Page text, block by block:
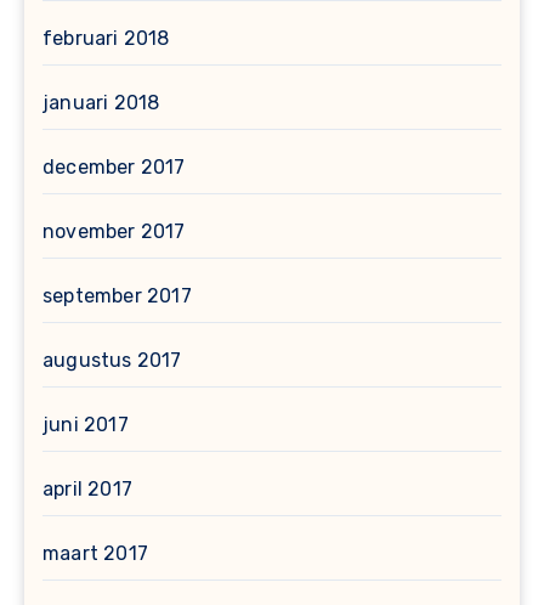
februari 2018
januari 2018
december 2017
november 2017
september 2017
augustus 2017
juni 2017
april 2017
maart 2017